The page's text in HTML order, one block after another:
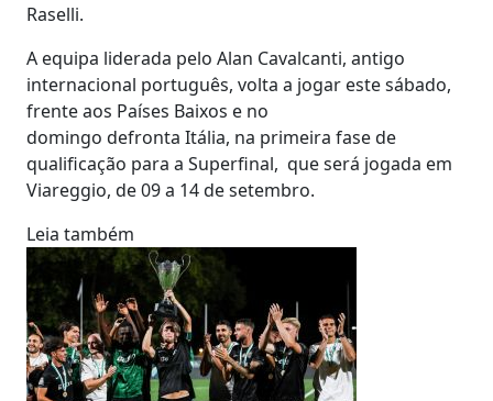
Raselli.
A equipa liderada pelo Alan Cavalcanti, antigo
internacional português, volta a jogar este sábado,
frente aos Países Baixos e no
domingo defronta Itália, na primeira fase de
qualificação para a Superfinal, que será jogada em
Viareggio, de 09 a 14 de setembro.
Leia também